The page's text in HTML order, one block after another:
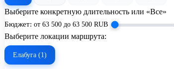
Выберите конкретную длительность или «Все»
Бюджет: от 63 500 до 63 500 RUB
Выберите локации маршрута:
Елабуга (1)